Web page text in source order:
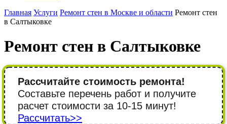
Главная Услуги Ремонт стен в Москве и области Ремонт стен
в Салтыковке
Ремонт стен в Салтыковке
Рассчитайте стоимость ремонта!
Составьте перечень работ и получите
расчет стоимости за 10-15 минут!
Рассчитать>>